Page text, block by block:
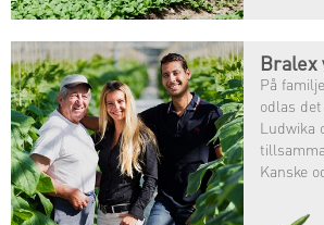
Bralex
På
odlas
Ludwika
Kanske